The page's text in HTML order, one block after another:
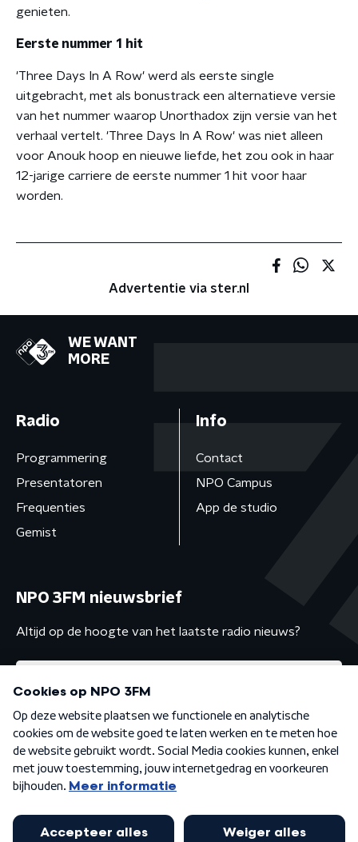
genieten.
Eerste nummer 1 hit
'Three Days In A Row' werd als eerste single
uitgebracht, met als bonustrack een alternatieve versie
van het nummer waarop Unorthadox zijn versie van het
verhaal vertelt. 'Three Days In A Row' was niet alleen
voor Anouk hoop en nieuwe liefde, het zou ook in haar
12-jarige carriere de eerste nummer 1 hit voor haar
worden.
Advertentie via ster.nl
WE WANT
MORE
Radio
Programmering
Presentatoren
Frequenties
Gemist
Info
Contact
NPO Campus
App de studio
NPO 3FM nieuwsbrief
Altijd op de hoogte van het laatste radio nieuws?
Algemene voorwaarden Privacybeleid